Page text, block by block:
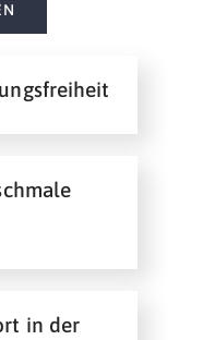
in der